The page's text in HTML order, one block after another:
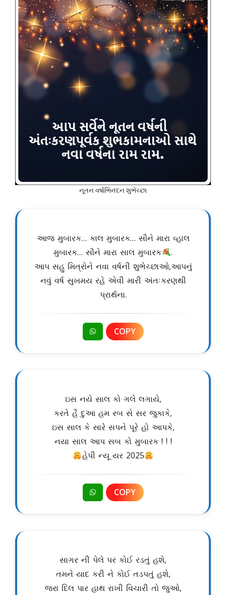
નૂતન વર્ષાભિનંદન શુભેચ્છા
આજ મુબારક… કાલ મુબારક… સૌને મારા વ્હાલ
મુબારક… સૌને મારા સાલ મુબારક
.
આપ સહુ મિત્રોને નવા વર્ષની શુભેચ્છાઓ,આપનું
નવું વર્ષ સુખમય રહે એવી મારી અંતઃકરણથી
પ્રાર્થના.
COPY
ઇસ નયે સાલ કો ગલે લગાયે,
કરતે હૈ દુઆ હમ રબ સે સર જુકાકે,
ઇસ સાલ કે સારે સપને પૂરે હો આપકે,
નયા સાલ આપ સબ કો મુબારક ! ! !
હેપી ન્યૂ યર 2025
COPY
સાગર ની પેલે પર કોઈ રડતું હશે,
તમને યાદ કરી ને કોઈ તડપતું હશે,
જરા દિલ પાર હાથ રાખી વિચારી તો જુઓ,